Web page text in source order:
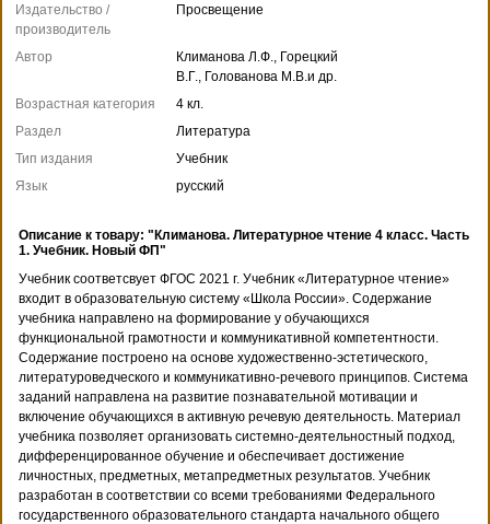
Издательство /
производитель
Просвещение
Автор
Климанова Л.Ф., Горецкий
В.Г., Голованова М.В.и др.
Возрастная категория
4 кл.
Раздел
Литература
Тип издания
Учебник
Язык
русский
Описание к товару: "Климанова. Литературное чтение 4 класс. Часть
1. Учебник. Новый ФП"
Учебник соответсвует ФГОС 2021 г. Учебник «Литературное чтение»
входит в образовательную систему «Школа России». Содержание
учебника направлено на формирование у обучающихся
функциональной грамотности и коммуникативной компетентности.
Содержание построено на основе художественно-эстетического,
литературоведческого и коммуникативно-речевого принципов. Система
заданий направлена на развитие познавательной мотивации и
включение обучающихся в активную речевую деятельность. Материал
учебника позволяет организовать системно-деятельностный подход,
дифференцированное обучение и обеспечивает достижение
личностных, предметных, метапредметных результатов. Учебник
разработан в соответствии со всеми требованиями Федерального
государственного образовательного стандарта начального общего